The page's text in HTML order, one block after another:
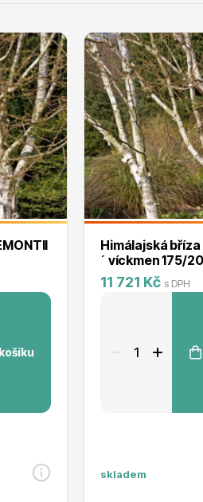
Himálajská bříza
´ víckmen
11 721 Kč s DPH
skladem